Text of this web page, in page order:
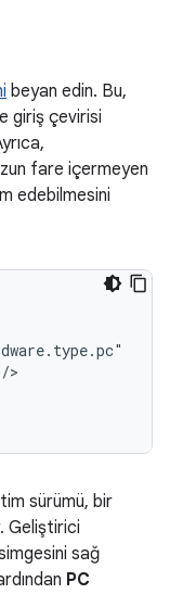
beyan edin. Bu,
giriş çevirisi
fare içermeyen
edebilmesini
sürümü, bir
Geliştirici
sağ
PC